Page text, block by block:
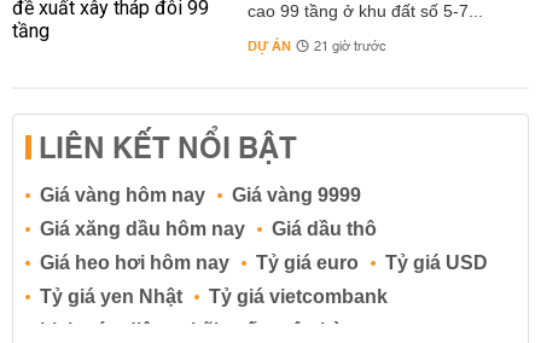
cao 99 tầng ở khu đất số 5-7...
DỰ ÁN 21 giờ trước
LIÊN KẾT NỔI BẬT
Giá vàng hôm nay
Giá vàng 9999
Giá xăng dầu hôm nay
Giá dầu thô
Giá heo hơi hôm nay
Tỷ giá euro
Tỷ giá USD
Tỷ giá yen Nhật
Tỷ giá vietcombank
Lịch cúp điện
Lãi suất ngân hàng